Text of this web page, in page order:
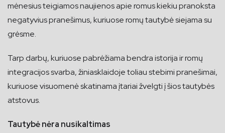
mėnesius teigiamos naujienos apie romus kiekiu pranoksta
negatyvius pranešimus, kuriuose romų tautybė siejama su
grėsme.
Tarp darbų, kuriuose pabrėžiama bendra istorija ir romų
integracijos svarba, žiniasklaidoje toliau stebimi pranešimai,
kuriuose visuomenė skatinama įtariai žvelgti į šios tautybės
atstovus.
Tautybė nėra nusikaltimas